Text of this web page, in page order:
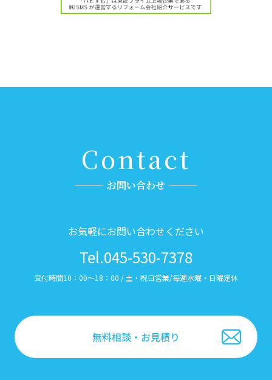
Contact
お問い合わせ
お気軽にお問い合わせください
Tel.045-530-7378
受付時間10：00～18：00 / 土・祝日営業/毎週水曜・日曜定休
無料相談・お見積り